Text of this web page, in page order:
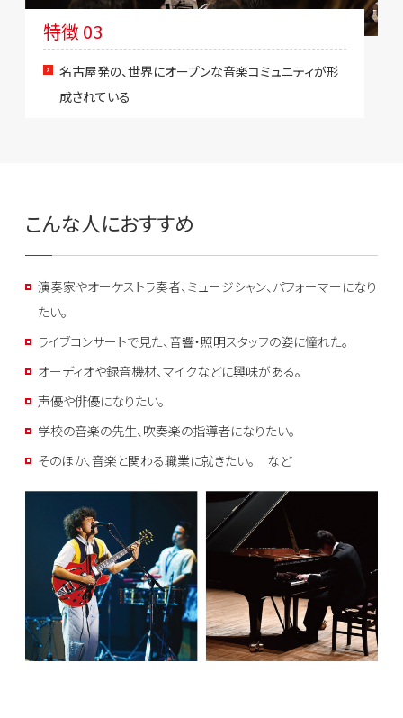
特徴 03
名古屋発の、世界にオープンな音楽コミュニティが形
成されている
こんな人におすすめ
演奏家やオーケストラ奏者、ミュージシャン、パフォーマーになり
たい。
ライブコンサートで見た、音響・照明スタッフの姿に憧れた。
オーディオや録音機材、マイクなどに興味がある。
声優や俳優になりたい。
学校の音楽の先生、吹奏楽の指導者になりたい。
そのほか、音楽と関わる職業に就きたい。 など